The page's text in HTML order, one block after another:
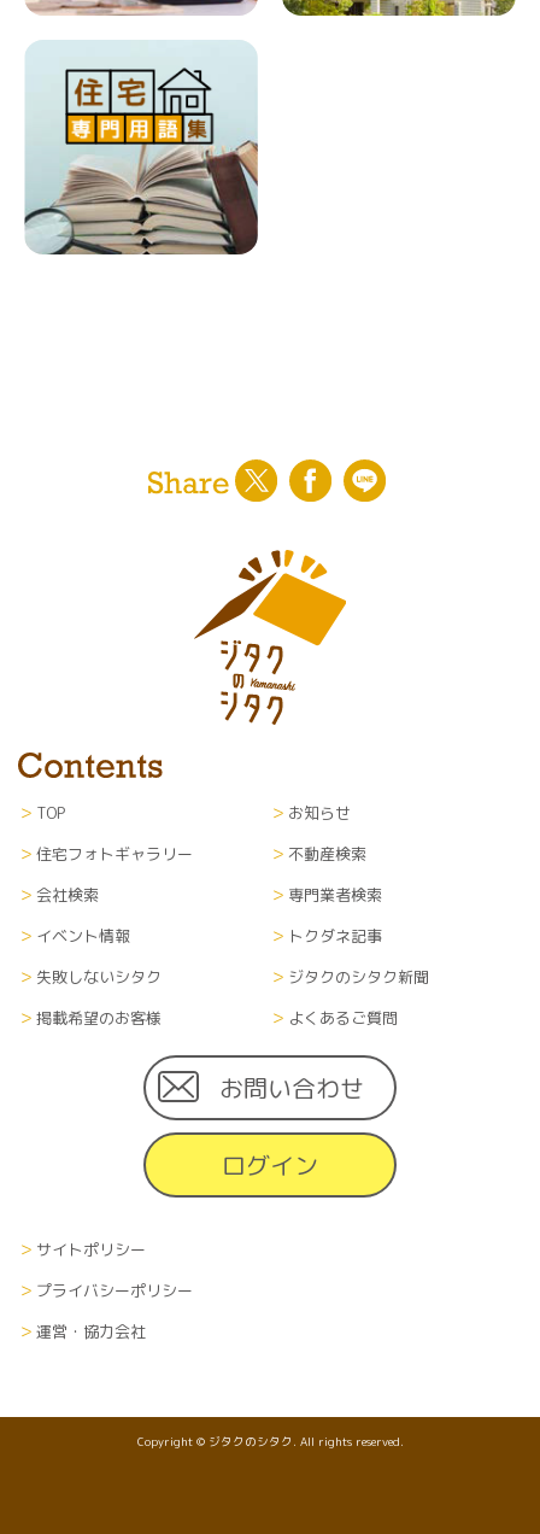
TOP
お知らせ
住宅フォトギャラリー
不動産検索
会社検索
専門業者検索
イベント情報
トクダネ記事
失敗しないシタク
ジタクのシタク新聞
掲載希望のお客様
よくあるご質問
お問い合わせ
ログイン
サイトポリシー
プライバシーポリシー
運営・協力会社
Copyright © ジタクのシタク. All rights reserved.